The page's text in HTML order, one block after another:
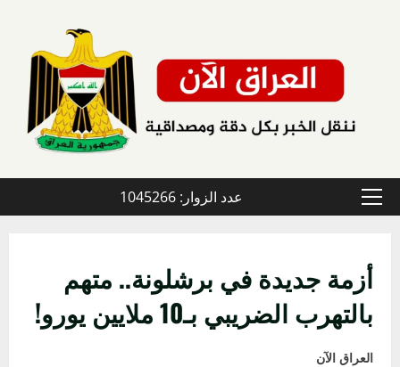
القائمة
عدد الزوار: 1045266
أزمة جديدة في برشلونة.. متهم
بالتهرب الضريبي بـ10 ملايين يورو!
العراق الآن